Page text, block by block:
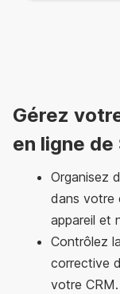
Gérez
en ligne de
Organisez
dans votre
appareil et
Contrôlez
corrective
votre CRM.